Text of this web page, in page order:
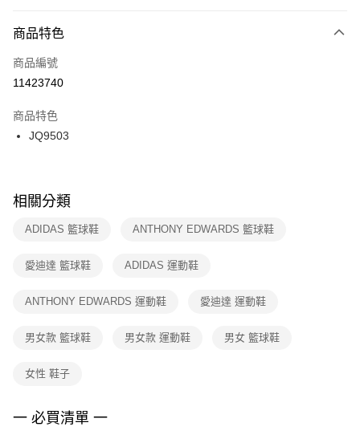
３．安心：先確認商品／服務後，再付款。
【「AFTEE先享後付」結帳流程】
１．於結帳方式選擇「AFTEE先享後付」後，將跳轉至「AFTEE先享後付」
２．訂單成立數日內，您將收到繳費通知簡訊。
３．收到繳費通知簡訊後14天內，點擊此簡訊中的連結，可透過四大超商／
ATM／網路銀行／等多元方式進行付款，方視為交易完成。
※ 交易是否成功請以「AFTEE先享後付 」之結帳頁面顯示為準，若有關於
是否繳費成功／繳費後需取消欲退款等相關疑問，請聯繫「AFTEE先享後付
客戶支援中心」https://netprotections.freshdesk.com/support/home
１．透過由恩沛科技股份有限公司提供之「AFTEE先享後付」服務完成之交
權轉讓予恩沛科技股份有限公司。
３．未成年的使用者請事先徵得法定代理人或監護人之同意方可使用
任。
請求用戶進行身份認證。
５．嚴禁一人註冊多個帳號或使用他人資訊註冊。若發現惡意使用之情形，
每筆NT$100，滿NT$1,500(含以上)免運費
宅配
每筆NT$100，滿NT$1,500(含以上)免運費
付款後門市自取
每筆NT$100，滿NT$1,500(含以上)免運費
商品特色
商品編號
11423740
商品特色
JQ9503
相關分類
ADIDAS 籃球鞋 ANTHONY EDWARDS 籃球鞋
愛迪達 籃球鞋 ADIDAS 運動鞋
ANTHONY EDWARDS 運動鞋 愛迪達 運動鞋
男女款 籃球鞋 男女款 運動鞋 男女 籃球鞋
女性 鞋子
一 必買清單 一